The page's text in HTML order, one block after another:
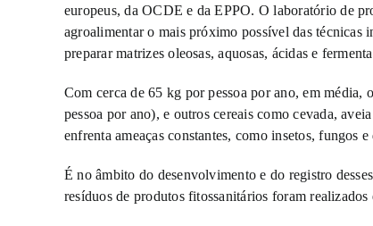
europeus, da OCDE e da EPPO. O laboratório de
agroalimentar o mais próximo possível das técnicas
preparar matrizes oleosas, aquosas, ácidas e
Com cerca de 65 kg por pessoa por ano, em
pessoa por ano), e outros cereais como cevada,
enfrenta ameaças constantes, como insetos, fungos
É no âmbito do desenvolvimento e do registro
resíduos de produtos fitossanitários foram